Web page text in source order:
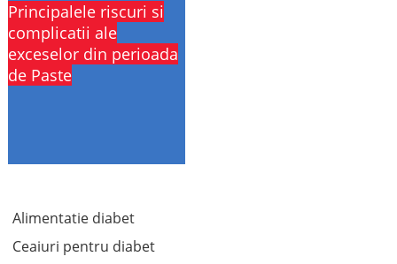
Principalele riscuri si
complicatii ale
exceselor din perioada
de Paste
Alimentatie diabet
Ceaiuri pentru diabet